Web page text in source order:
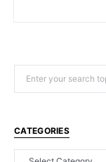
CATEGORIES